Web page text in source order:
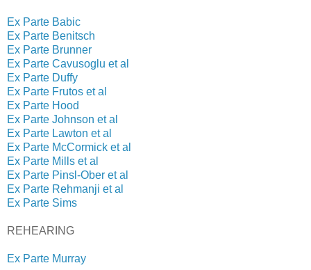
Ex Parte Babic
Ex Parte Benitsch
Ex Parte Brunner
Ex Parte Cavusoglu et al
Ex Parte Duffy
Ex Parte Frutos et al
Ex Parte Hood
Ex Parte Johnson et al
Ex Parte Lawton et al
Ex Parte McCormick et al
Ex Parte Mills et al
Ex Parte Pinsl-Ober et al
Ex Parte Rehmanji et al
Ex Parte Sims
REHEARING
Ex Parte Murray